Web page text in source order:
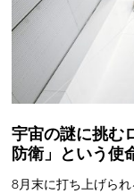
宇宙の謎に挑む
防衛」という使
8月末に打ち上げら